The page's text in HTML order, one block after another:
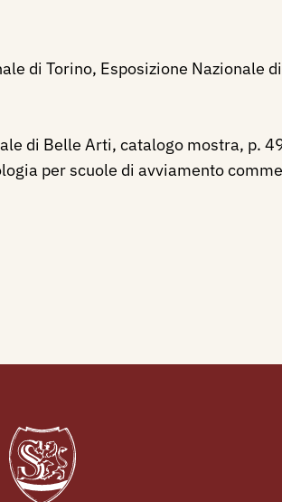
di Torino, Esposizione Nazionale
di Belle Arti, catalogo mostra, p.
per scuole di avviamento